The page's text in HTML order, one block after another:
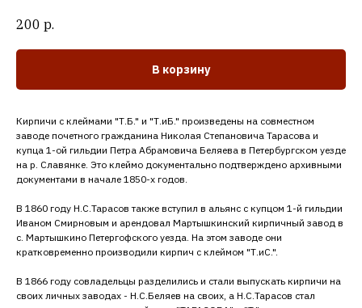
200 р.
В корзину
Кирпичи с клеймами "Т.Б." и "Т.иБ." произведены на совместном
заводе почетного гражданина Николая Степановича Тарасова и
купца 1-ой гильдии Петра Абрамовича Беляева в Петербургском уезде
на р. Славянке. Это клеймо документально подтверждено архивными
документами в начале 1850-х годов.
В 1860 году Н.С.Тарасов также вступил в альянс с купцом 1-й гильдии
Иваном Смирновым и арендовал Мартышкинский кирпичный завод в
с. Мартышкино Петергофского уезда. На этом заводе они
кратковременно производили кирпич с клеймом "Т.иС.".
В 1866 году совладельцы разделились и стали выпускать кирпичи на
своих личных заводах - Н.С.Беляев на своих, а Н.С.Тарасов стал